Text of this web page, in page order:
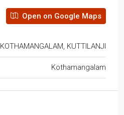
Open on Google Maps
KOTHAMANGALAM, KUTTILANJI
Kothamangalam